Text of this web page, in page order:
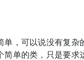
单，可以说没有复杂
简单的类，只是要求